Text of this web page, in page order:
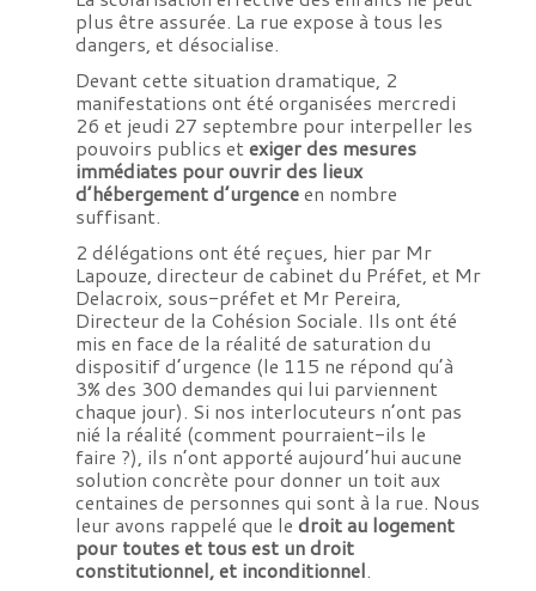
plus être assurée. La rue expose à tous les
dangers, et désocialise.
Devant cette situation dramatique, 2
manifestations ont été organisées mercredi
26 et jeudi 27 septembre pour interpeller les
pouvoirs publics etexiger des mesures
immédiates pour ouvrir des lieux
d’hébergement d’urgenceen nombre
suffisant.
2 délégations ont été reçues, hier par Mr
Lapouze, directeur de cabinet du Préfet, et Mr
Delacroix, sous-préfet et Mr Pereira,
Directeur de la Cohésion Sociale. Ils ont été
mis en face de la réalité de saturation du
dispositif d’urgence (le 115 ne répond qu’à
3% des 300 demandes qui lui parviennent
chaque jour). Si nos interlocuteurs n’ont pas
nié la réalité (comment pourraient-ils le
faire ?), ils n’ont apporté aujourd’hui aucune
solution concrète pour donner un toit aux
centaines de personnes qui sont à la rue. Nous
leur avons rappelé que le droit au logement
pour toutes et tous est un droit
constitutionnel, et inconditionnel.